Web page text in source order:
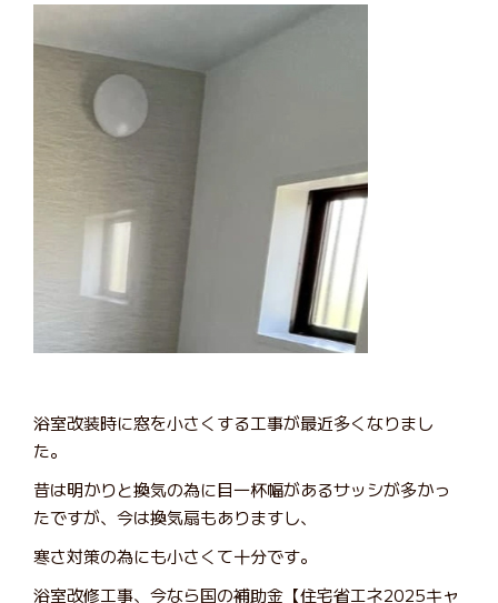
浴室改装時に窓を小さくする工事が最近多くなりまし
た。
昔は明かりと換気の為に目一杯幅があるサッシが多かっ
たですが、今は換気扇もありますし、
寒さ対策の為にも小さくて十分です。
浴室改修工事、今なら国の補助金【住宅省エネ2025キャ